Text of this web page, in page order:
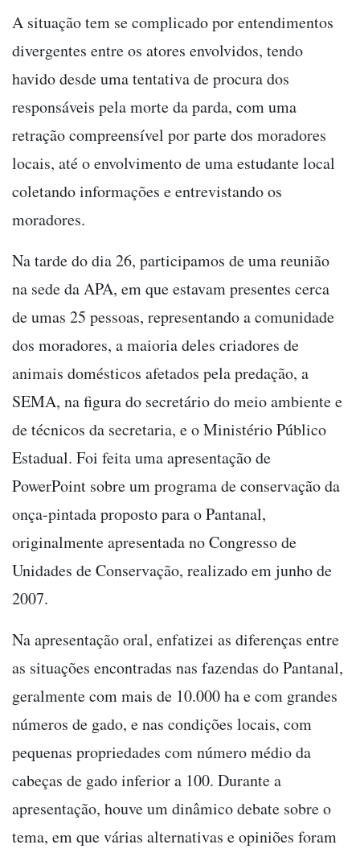
A situação tem se complicado por entendimentos
divergentes entre os atores envolvidos, tendo
havido desde uma tentativa de procura dos
responsáveis pela morte da parda, com uma
retração compreensível por parte dos moradores
locais, até o envolvimento de uma estudante local
coletando informações e entrevistando os
moradores.
Na tarde do dia 26, participamos de uma reunião
na sede da APA, em que estavam presentes cerca
de umas 25 pessoas, representando a comunidade
dos moradores, a maioria deles criadores de
animais domésticos afetados pela predação, a
SEMA, na figura do secretário do meio ambiente e
de técnicos da secretaria, e o Ministério Público
Estadual. Foi feita uma apresentação de
PowerPoint sobre um programa de conservação da
onça-pintada proposto para o Pantanal,
originalmente apresentada no Congresso de
Unidades de Conservação, realizado em junho de
2007.
Na apresentação oral, enfatizei as diferenças entre
as situações encontradas nas fazendas do Pantanal,
geralmente com mais de 10.000 ha e com grandes
números de gado, e nas condições locais, com
pequenas propriedades com número médio da
cabeças de gado inferior a 100. Durante a
apresentação, houve um dinâmico debate sobre o
tema, em que várias alternativas e opiniões foram